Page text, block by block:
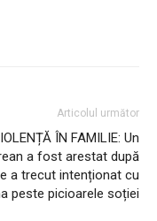
Articolul următor
ÎN FAMILIE: Un
a fost arestat după
a trecut intenționat cu
peste picioarele soției